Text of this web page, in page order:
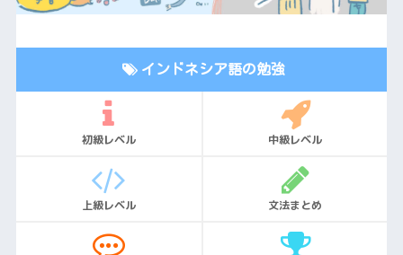
インドネシア語の勉強
初級レベル 中級レベル
上級レベル 文法まとめ